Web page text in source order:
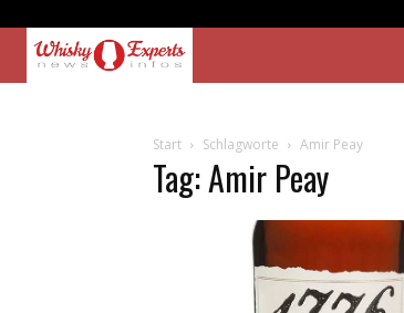
Start Schlagworte Amir Peay
Tag: Amir Peay